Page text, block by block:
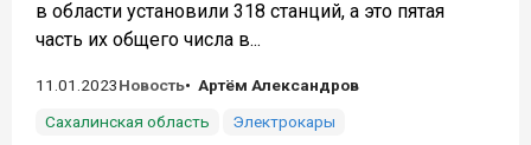
в области установили 318 станций, а это пятая
часть их общего числа в...
11.01.2023Новость
Артём Александров
Сахалинская область
Электрокары